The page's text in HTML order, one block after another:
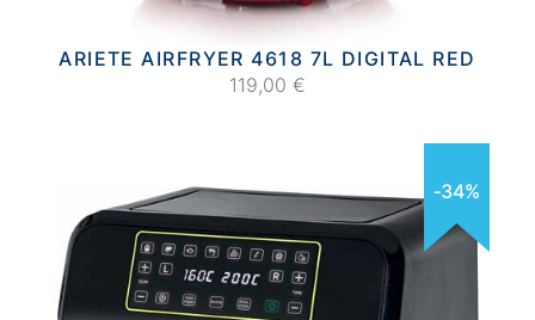
ARIETE AIRFRYER 4618 7L DIGITAL RED
119,00 €
‐34%